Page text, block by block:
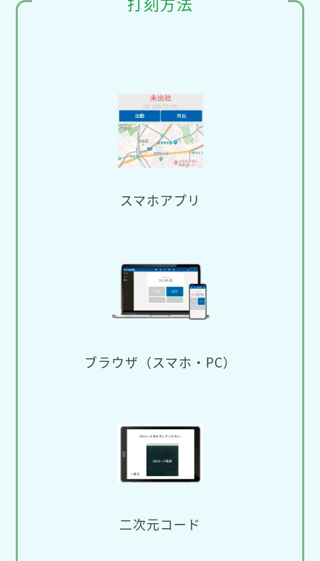
スマホアプリ
ブラウザ（スマホ・PC）
二次元コード